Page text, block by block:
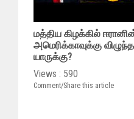
மத்திய கிழக்கில்
அமெரிக்காவுக்கு
யாருக்கு?
Views : 590
Comment/Share this article